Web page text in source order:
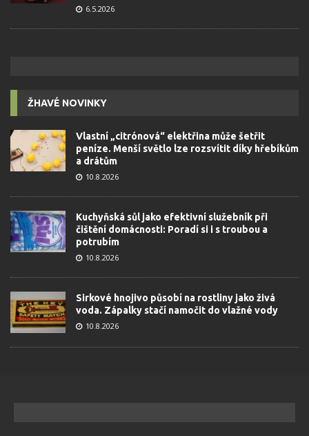
6.5.2026
ŽHAVÉ NOVINKY
Vlastní „citrónová“ elektřina může šetřit
peníze. Menší světlo lze rozsvítit díky hřebíkům
a drátům
10.8.2026
Kuchyňská sůl jako efektivní služebník při
čištění domácnosti: Poradí si i s troubou a
potrubím
10.8.2026
Sirkové hnojivo působí na rostliny jako živá
voda. Zápalky stačí namočit do vlažné vody
10.8.2026